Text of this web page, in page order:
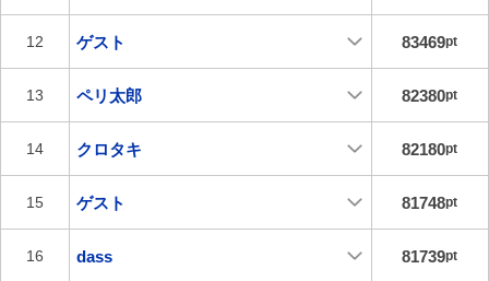
12 ゲスト 83469pt
13 ペリ太郎 82380pt
14 クロタキ 82180pt
15 ゲスト 81748pt
16 dass 81739pt